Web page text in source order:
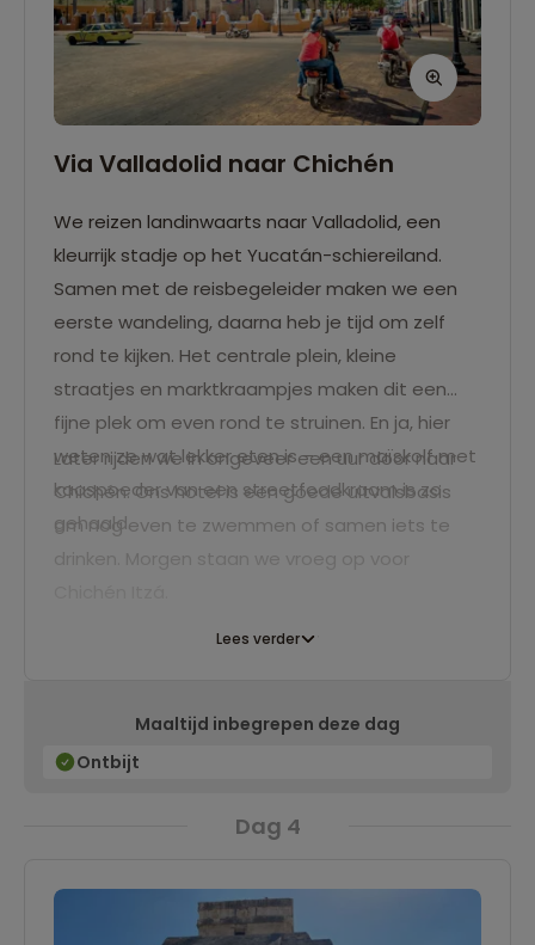
Via Valladolid naar Chichén
We reizen landinwaarts naar Valladolid, een
kleurrijk stadje op het Yucatán-schiereiland.
Samen met de reisbegeleider maken we een
eerste wandeling, daarna heb je tijd om zelf
rond te kijken. Het centrale plein, kleine
straatjes en marktkraampjes maken dit een
fijne plek om even rond te struinen. En ja, hier
weten ze wat lekker eten is – een maïskolf met
kaaspoeder van een streetfoodkraam is zo
gehaald.
Later rijden we in ongeveer een uur door naar
Chichén. Ons hotel is een goede uitvalsbasis
om nog even te zwemmen of samen iets te
drinken. Morgen staan we vroeg op voor
Lees verder
Maaltijd inbegrepen deze dag
Ontbijt
Dag 4